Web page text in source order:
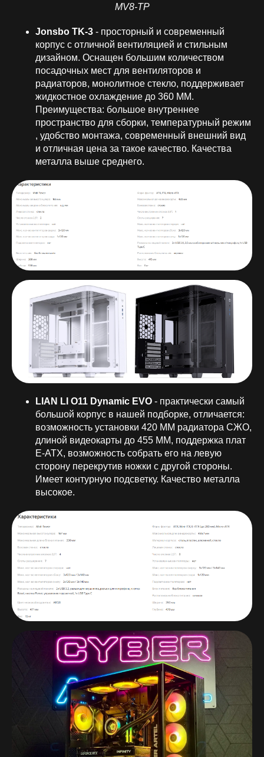
MV8-TP
Jonsbo TK-3 - просторный и современный
корпус с отличной вентиляцией и стильным
дизайном. Оснащен большим количеством
посадочных мест для вентиляторов и
радиаторов, монолитное стекло, поддерживает
жидкостное охлаждение до 360 ММ.
Преимущества: большое внутреннее
пространство для сборки, температурный режим
, удобство монтажа, современный внешний вид
и отличная цена за такое качество. Качества
металла выше среднего.
LIAN LI O11 Dynamic EVO - практически самый
большой корпус в нашей подборке, отличается:
возможность установки 420 ММ радиатора СЖО,
длиной видеокарты до 455 ММ, поддержка плат
E-ATX, возможность собрать его на левую
сторону перекрутив ножки с другой стороны.
Имеет контурную подсветку. Качество металла
высокое.